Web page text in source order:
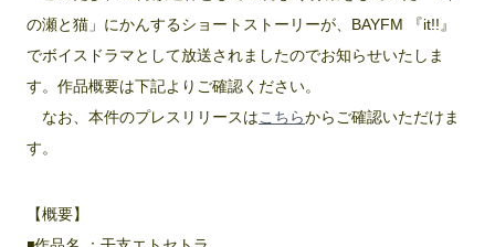
の瀬と猫」にかんするショートストーリーが、BAYFM 『it!!』
でボイスドラマとして放送されましたのでお知らせいたしま
す。作品概要は下記よりご確認ください。
なお、本件のプレスリリースはこちらからご確認いただけま
す。
【概要】